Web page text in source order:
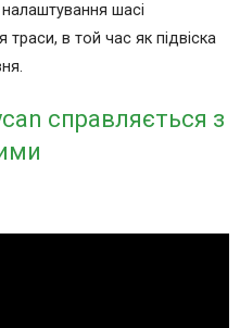
шасі
в той час як підвіска
справляється з